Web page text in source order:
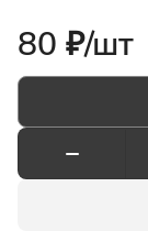
80 ₽/шт